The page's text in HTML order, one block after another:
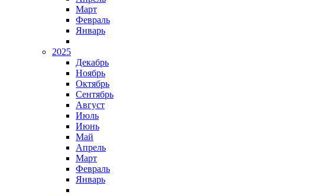
Март
Февраль
Январь
2025
Декабрь
Ноябрь
Октябрь
Сентябрь
Август
Июль
Июнь
Май
Апрель
Март
Февраль
Январь